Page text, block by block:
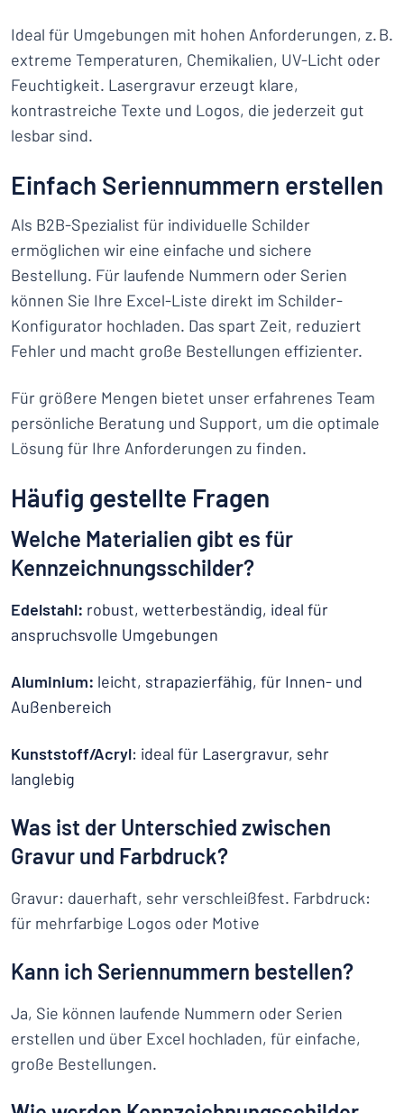
Ideal für Umgebungen mit hohen Anforderungen, z. B.
extreme Temperaturen, Chemikalien, UV-Licht oder
Feuchtigkeit. Lasergravur erzeugt klare,
kontrastreiche Texte und Logos, die jederzeit gut
lesbar sind.
Einfach Seriennummern erstellen
Als B2B-Spezialist für individuelle Schilder
ermöglichen wir eine einfache und sichere
Bestellung. Für laufende Nummern oder Serien
können Sie Ihre Excel-Liste direkt im Schilder-
Konfigurator hochladen. Das spart Zeit, reduziert
Fehler und macht große Bestellungen effizienter.
Für größere Mengen bietet unser erfahrenes Team
persönliche Beratung und Support, um die optimale
Lösung für Ihre Anforderungen zu finden.
Häufig gestellte Fragen
Welche Materialien gibt es für
Kennzeichnungsschilder?
Edelstahl: robust, wetterbeständig, ideal für
anspruchsvolle Umgebungen
Aluminium: leicht, strapazierfähig, für Innen- und
Außenbereich
Kunststoff/Acryl: ideal für Lasergravur, sehr
langlebig
Was ist der Unterschied zwischen
Gravur und Farbdruck?
Gravur: dauerhaft, sehr verschleißfest. Farbdruck:
für mehrfarbige Logos oder Motive
Kann ich Seriennummern bestellen?
Ja, Sie können laufende Nummern oder Serien
erstellen und über Excel hochladen, für einfache,
große Bestellungen.